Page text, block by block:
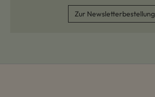
Zur Newsletterbestellung